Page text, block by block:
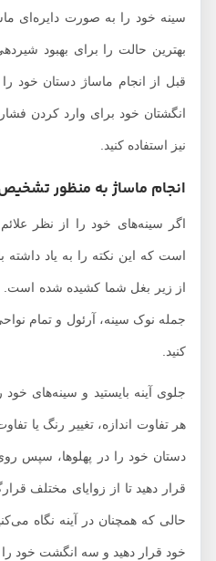
سینه خود را به صورت دایره‌ای
بهترین حالت را برای بهبود شیردهی
قبل از انجام ماساژ دستان خود را
انگشتان خود برای وارد کردن فشار و
نیز استفاده کنید.
انجام ماساژ به منظور تشخیص
اگر سینه‌های خود را از نظر علائم
است که این نکته را به یاد داشته
از زیر بغل شما کشیده شده است.
جمله نوک سینه، آرئول و تمام نواحی
جلوی آینه بایستید و سینه‌های خود را
هر تفاوت اندازه، تغییر رنگ یا تفاوت
دستان خود را در پهلوها، سپس روی
قرار دهید تا از زوایای مختلف
حالی که همچنان در آینه نگاه
خود قرار دهید و سه انگشت خود را روی